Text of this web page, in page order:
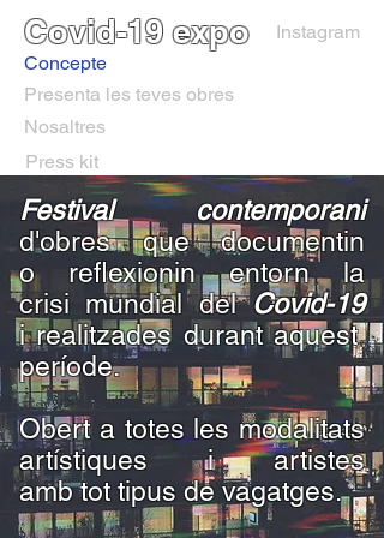
Covid-19 expo
Instagram
Concepte
Presenta les teves obres
Nosaltres
Press kit
Festival contemporani
d'obres que documentin
o reflexionin entorn la
crisi mundial delCovid-19
i realitzades durant aquest
període.
Obert a totes les modalitats
artístiques i artistes
amb tot tipus de vagatges.